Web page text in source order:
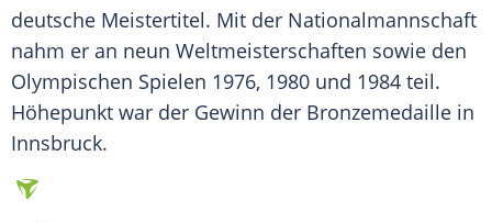
deutsche Meistertitel. Mit der Nationalmannschaft
nahm er an neun Weltmeisterschaften sowie den
Olympischen Spielen 1976, 1980 und 1984 teil.
Höhepunkt war der Gewinn der Bronzemedaille in
Innsbruck.